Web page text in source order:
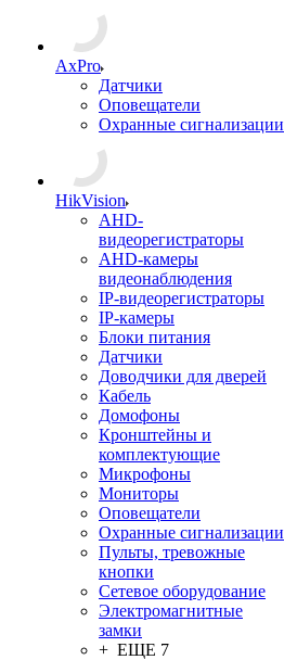
AxPro
Датчики
Оповещатели
Охранные сигнализации
HikVision
AHD-
видеорегистраторы
AHD-камеры
видеонаблюдения
IP-видеорегистраторы
IP-камеры
Блоки питания
Датчики
Доводчики для дверей
Кабель
Домофоны
Кронштейны и
комплектующие
Микрофоны
Мониторы
Оповещатели
Охранные сигнализации
Пульты, тревожные
кнопки
Сетевое оборудование
Электромагнитные
замки
+ ЕЩЕ 7